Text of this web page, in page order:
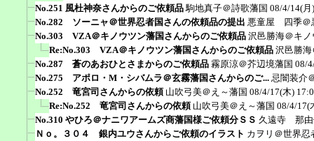
No.251 風杜神奈さんからのご依頼品 駒地真子＠詩歌藩国 08/4/14(月
No.282 ソーニャ＠世界忍者国さんの依頼品の提出 悪童屋 四季＠
No.303 VZA＠キノウツン藩国さんからのご依頼品 沢邑勝海＠キ
Re:No.303 VZA＠キノウツン藩国さんからのご依頼品 沢邑勝
No.287 蒼のあおひとさまからのご依頼品 霧原涼＠芥辺境藩国 08/
No.275 アポロ・M・シバムラ＠玄霧藩国さんからのご... 忌闇装介
No.252 竜宮司さんからの依頼 山吹弓美＠え～藩国 08/4/17(木)
Re:No.252 竜宮司さんからの依頼 山吹弓美＠え～藩国 08/4/17(
No.310 やひろ＠ナニワアームズ商藩国様ご依頼分ＳＳ 久遠寺 那由
Ｎｏ。３０４ 銀内ユウさんからご依頼のイラスト カヲリ＠世界忍